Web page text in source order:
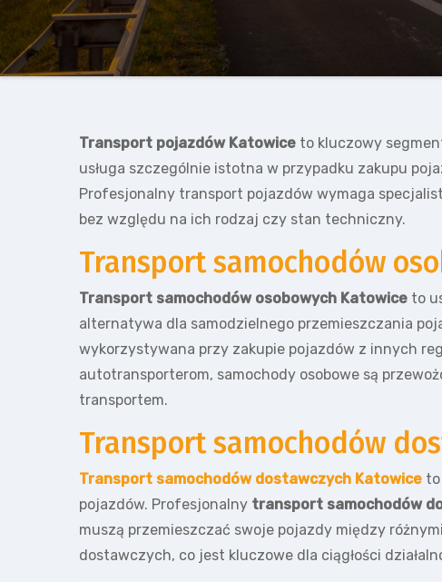
Transport pojazdów Katowice to kluczowy
usługa szczególnie istotna w przypadku zakupu
Profesjonalny transport pojazdów wymaga
bez względu na ich rodzaj czy stan techniczny.
Transport samochodów
Transport samochodów osobowych Katowice to
alternatywa dla samodzielnego przemieszczania
wykorzystywana przy zakupie pojazdów z innych
autotransporterom, samochody osobowe są
transportem.
Transport samochodów
Transport samochodów dostawczych Katowice
pojazdów. Profesjonalny transport samochodów
muszą przemieszczać swoje pojazdy między
dostawczych, co jest kluczowe dla ciągłości